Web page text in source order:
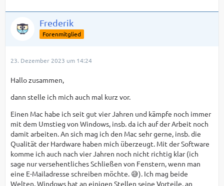
Frederik
Forenmitglied
23. Dezember 2023 um 14:24
Hallo zusammen,
dann stelle ich mich auch mal kurz vor.
Einen Mac habe ich seit gut vier Jahren und kämpfe noch immer
mit dem Umstieg von Windows, insb. da ich auf der Arbeit noch
damit arbeiten. An sich mag ich den Mac sehr gerne, insb. die
Qualität der Hardware haben mich überzeugt. Mit der Software
komme ich auch nach vier Jahren noch nicht richtig klar (ich
sage nur versehentliches Schließen von Fenstern, wenn man
eine E-Mailadresse schreiben möchte. 😅). Ich mag beide
Welten, Windows hat an einigen Stellen seine Vorteile, an